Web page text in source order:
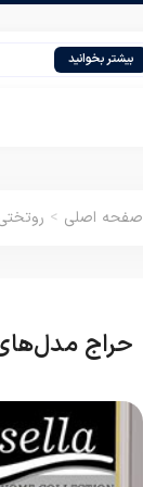
بیشتر بخوانید
صفحه اصلی >
حراج